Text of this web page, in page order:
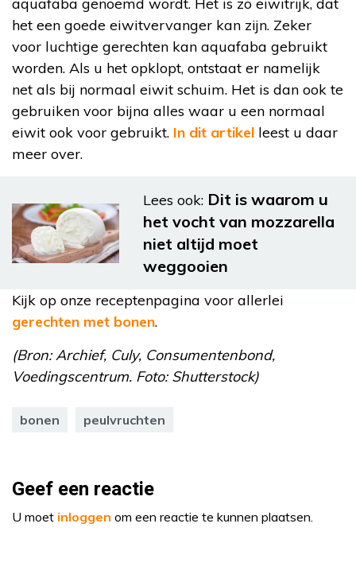
aquafaba genoemd wordt. Het is zo eiwitrijk, dat
het een goede eiwitvervanger kan zijn. Zeker
voor luchtige gerechten kan aquafaba gebruikt
worden. Als u het opklopt, ontstaat er namelijk
net als bij normaal eiwit schuim. Het is dan ook te
gebruiken voor bijna alles waar u een normaal
eiwit ook voor gebruikt. In dit artikel leest u daar
meer over.
Lees ook: Dit is waarom u
het vocht van mozzarella
niet altijd moet
weggooien
Kijk op onze receptenpagina voor allerlei
gerechten met bonen.
(Bron: Archief, Culy, Consumentenbond,
Voedingscentrum. Foto: Shutterstock)
bonen peulvruchten
Geef een reactie
U moet inloggen om een reactie te kunnen plaatsen.